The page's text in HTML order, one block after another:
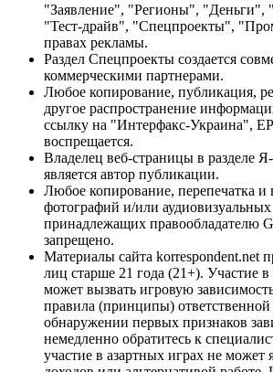
"Заявление", "Регионы",
"Тест-драйв", "Спецпроекты",
правах рекламы.
Раздел Спецпроекты создается
коммерческими партнерами.
Любое копирование, публикация,
другое распространение
ссылку на "Интерфакс-Украина",
воспрещается.
Владелец веб-страницы в разделе
является автор публикации.
Любое копирование, перепечатка и
фотографий и/или аудиовизуальных
принадлежащих правообладателю
запрещено.
Материалы сайта korrespondent.net
лиц старше 21 года (21+). Участие в
может вызвать игровую
правила (принципы)
обнаружении первых признаков
немедленно обратитесь к
участие в азартных играх не может